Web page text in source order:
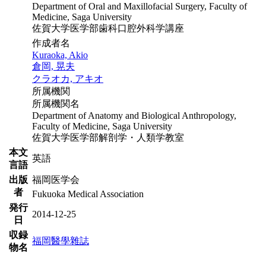
Department of Oral and Maxillofacial Surgery, Faculty of
Medicine, Saga University
佐賀大学医学部歯科口腔外科学講座
作成者名
Kuraoka, Akio
倉岡, 晃夫
クラオカ, アキオ
所属機関
所属機関名
Department of Anatomy and Biological Anthropology,
Faculty of Medicine, Saga University
佐賀大学医学部解剖学・人類学教室
本文
言語
英語
出版
者
福岡医学会
Fukuoka Medical Association
発行
日
2014-12-25
収録
物名
福岡醫學雜誌